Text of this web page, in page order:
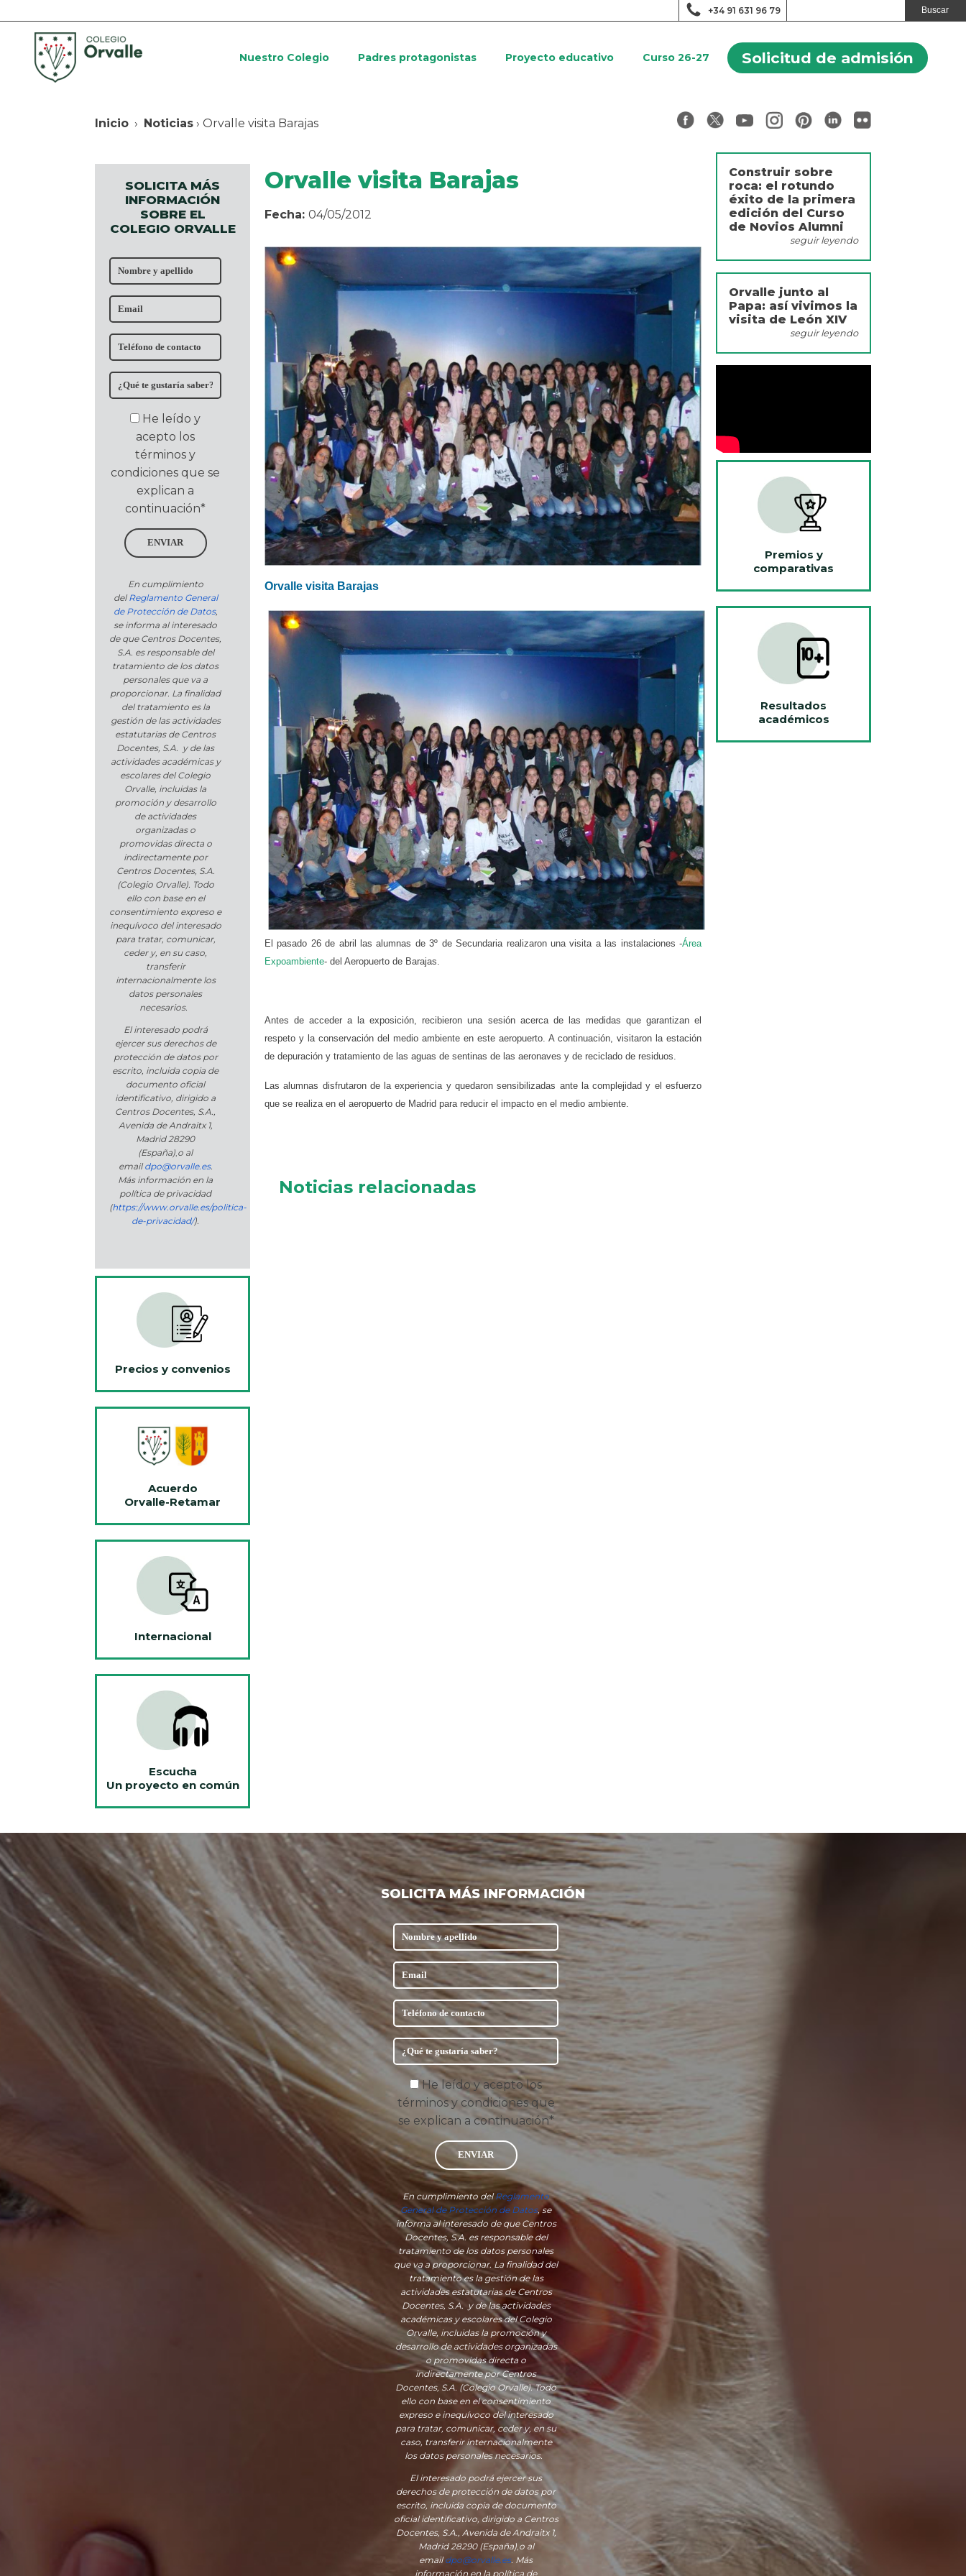
+34 91 631 96 79
Nuestro Colegio Padres protagonistas Proyecto educativo Curso 26-27 Solicitud de admisión
Inicio › Noticias › Orvalle visita Barajas
SOLICITA MÁS
INFORMACIÓN
SOBRE EL
COLEGIO ORVALLE
He leído y
acepto los
términos y
condiciones que se
explican a
continuación*
ENVIAR
En cumplimiento
delReglamento General
de Protección de Datos,
se informa al interesado
de que Centros Docentes,
S.A. es responsable del
tratamiento de los datos
personales que va a
proporcionar. La finalidad
del tratamiento es la
gestión de las actividades
estatutarias de Centros
Docentes, S.A. y de las
actividades académicas y
escolares del Colegio
Orvalle, incluidas la
promoción y desarrollo
de actividades
organizadas o
promovidas directa o
indirectamente por
Centros Docentes, S.A.
(Colegio Orvalle). Todo
ello con base en el
consentimiento expreso e
inequívoco del interesado
para tratar, comunicar,
ceder y, en su caso,
transferir
internacionalmente los
datos personales
necesarios.
El interesado podrá
ejercer sus derechos de
protección de datos por
escrito, incluida copia de
documento oficial
identificativo, dirigido a
Centros Docentes, S.A.,
Avenida de Andraitx 1,
Madrid 28290
(España),o al
emaildpo@orvalle.es.
Más información en la
política de privacidad
(https://www.orvalle.es/politica-
de-privacidad/).
Precios y convenios
Acuerdo
Orvalle-Retamar
Internacional
Escucha
Un proyecto en común
Orvalle visita Barajas
Fecha: 04/05/2012
Orvalle visita Barajas
El pasado 26 de abril las alumnas de 3º de Secundaria realizaron una visita a las instalaciones -Área
Expoambiente- del Aeropuerto de Barajas.
Antes de acceder a la exposición, recibieron una sesión acerca de las medidas que garantizan el
respeto y la conservación del medio ambiente en este aeropuerto. A continuación, visitaron la estación
de depuración y tratamiento de las aguas de sentinas de las aeronaves y de reciclado de residuos.
Las alumnas disfrutaron de la experiencia y quedaron sensibilizadas ante la complejidad y el esfuerzo
que se realiza en el aeropuerto de Madrid para reducir el impacto en el medio ambiente.
Noticias relacionadas
Construir sobre
roca: el rotundo
éxito de la primera
edición del Curso
de Novios Alumni
seguir leyendo
Orvalle junto al
Papa: así vivimos la
visita de León XIV
seguir leyendo
Premios y
comparativas
Resultados
académicos
SOLICITA MÁS INFORMACIÓN
He leído y acepto los
términos y condiciones que
se explican a continuación*
ENVIAR
En cumplimiento delReglamento
General de Protección de Datos, se
informa al interesado de que Centros
Docentes, S.A. es responsable del
tratamiento de los datos personales
que va a proporcionar. La finalidad del
tratamiento es la gestión de las
actividades estatutarias de Centros
Docentes, S.A. y de las actividades
académicas y escolares del Colegio
Orvalle, incluidas la promoción y
desarrollo de actividades organizadas
o promovidas directa o
indirectamente por Centros
Docentes, S.A. (Colegio Orvalle). Todo
ello con base en el consentimiento
expreso e inequívoco del interesado
para tratar, comunicar, ceder y, en su
caso, transferir internacionalmente
los datos personales necesarios.
El interesado podrá ejercer sus
derechos de protección de datos por
escrito, incluida copia de documento
oficial identificativo, dirigido a Centros
Docentes, S.A., Avenida de Andraitx 1,
Madrid 28290 (España),o al
emaildpo@orvalle.es. Más
información en la política de